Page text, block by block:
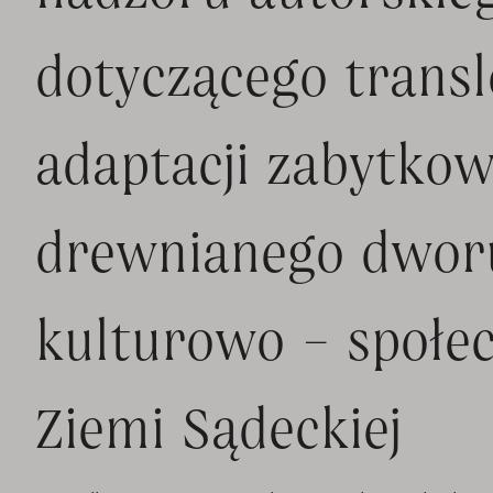
dotyczącego
adaptacji
drewnianego
kulturowo –
Ziemi Sądeckiej